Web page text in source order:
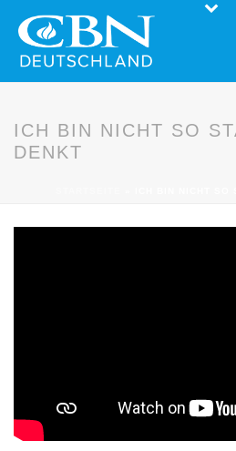
ICH BIN NICHT SO
DENKT